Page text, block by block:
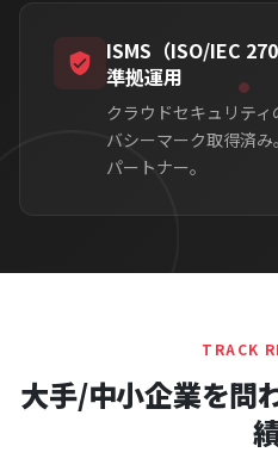
ISMS（ISO/IEC
準拠運用
クラウドセキュリテ
バシーマーク取得済
パートナー。
TRACK
大手/中小企業を問